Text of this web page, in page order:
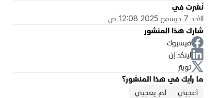
نُشرت في
الأحد 7 ديسمبر 2025 12:08 ص
شارك هذا المنشور
فيسبوك
لينكد إن
تويتر
ما رأيك في هذا المنشور؟
أعجبني
لم يعجبني